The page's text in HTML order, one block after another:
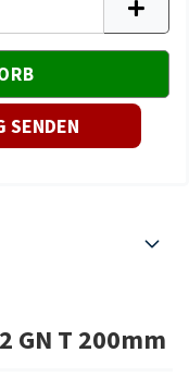
SENDEN
GN T 200mm